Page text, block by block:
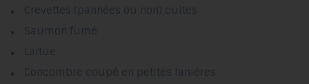
Crevettes (pannées ou non) cuites
Saumon fumé
Laitue
Concombre coupé en petites lanières